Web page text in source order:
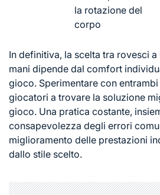
la rotazione del
corpo
In definitiva, la scelta tra rovesci a
mani dipende dal comfort
gioco. Sperimentare con
giocatori a trovare la soluzione
gioco. Una pratica costante,
consapevolezza degli errori
miglioramento delle prestazioni
dallo stile scelto.